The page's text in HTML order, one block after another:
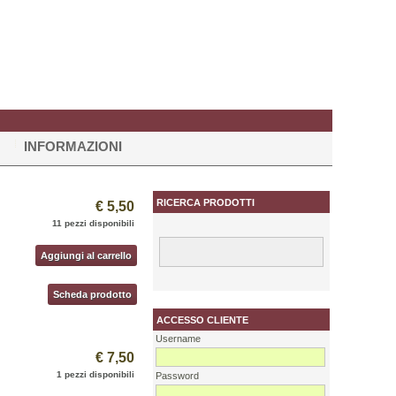
INFORMAZIONI
€ 5,50
11 pezzi disponibili
Aggiungi al carrello
Scheda prodotto
€ 7,50
1 pezzi disponibili
RICERCA PRODOTTI
ACCESSO CLIENTE
Username
Password